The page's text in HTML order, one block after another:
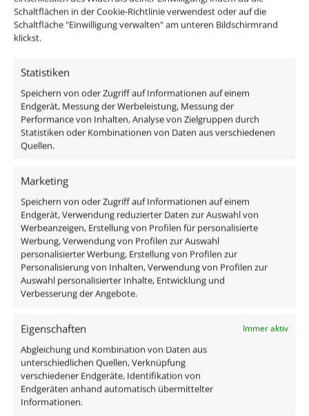
Schaltflächen in der Cookie-Richtlinie verwendest oder auf die
Schaltfläche "Einwilligung verwalten" am unteren Bildschirmrand
klickst.
Statistiken
Speichern von oder Zugriff auf Informationen auf einem
Endgerät, Messung der Werbeleistung, Messung der
Performance von Inhalten, Analyse von Zielgruppen durch
Statistiken oder Kombinationen von Daten aus verschiedenen
Quellen.
Marketing
Speichern von oder Zugriff auf Informationen auf einem
Endgerät, Verwendung reduzierter Daten zur Auswahl von
Werbeanzeigen, Erstellung von Profilen für personalisierte
Werbung, Verwendung von Profilen zur Auswahl
personalisierter Werbung, Erstellung von Profilen zur
Personalisierung von Inhalten, Verwendung von Profilen zur
Auswahl personalisierter Inhalte, Entwicklung und
Verbesserung der Angebote.
Eigenschaften Immer aktiv
Abgleichung und Kombination von Daten aus
unterschiedlichen Quellen, Verknüpfung
verschiedener Endgeräte, Identifikation von
Endgeräten anhand automatisch übermittelter
Informationen.
DALI Dimmaktor
Funkdimmer
Zigbee / Philips Hue
Das enthaltene Leuchtmittel verfügt über einen
modernen Reflektor, ist austauschbar und ist direkt
anschlussfertig an 230V, da alle benötigten
Komponenten des Strahlers im Lieferumfang
enthalten sind:
1x Bad Einbaurahmen Forma Aqua IP44
1x ultra flaches LED-Modul 7W
Technische Daten
Gesamtmaße